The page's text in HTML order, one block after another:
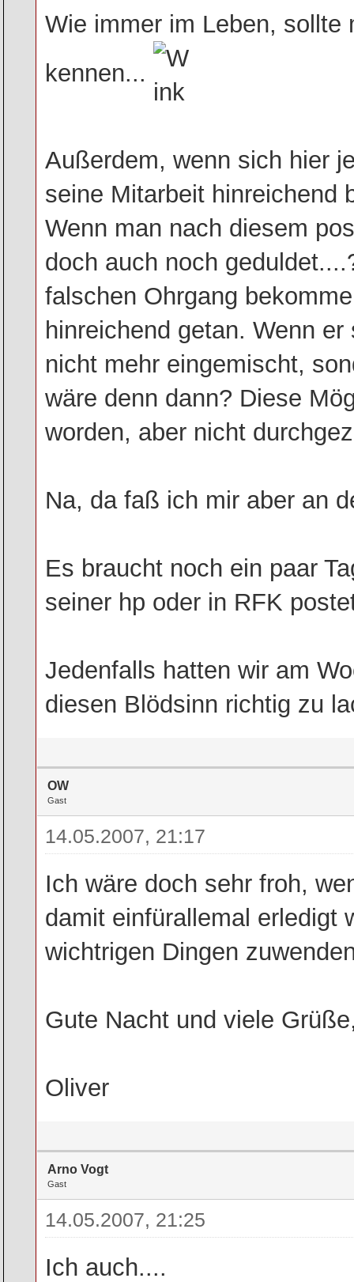
Wie immer im Leben, sollte
kennen...
Außerdem, wenn sich hier
seine Mitarbeit hinreichend
Wenn man nach diesem
doch auch noch
falschen Ohrgang
hinreichend getan. Wenn
nicht mehr eingemischt,
wäre denn dann? Diese
worden, aber nicht
Na, da faß ich mir aber an
Es braucht noch ein paar
seiner hp oder in RFK
Jedenfalls hatten wir am
diesen Blödsinn richtig zu
OW
Gast
14.05.2007, 21:17
Ich wäre doch sehr froh,
damit einfürallemal erledigt
wichtrigen Dingen
Gute Nacht und viele
Oliver
Arno Vogt
Gast
14.05.2007, 21:25
Ich auch....